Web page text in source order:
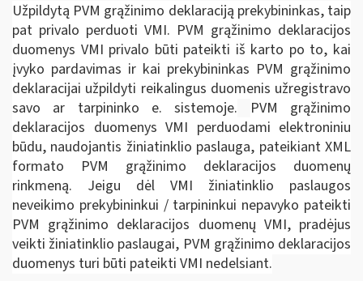
Užpildytą PVM grąžinimo deklaraciją prekybininkas, taip
pat privalo perduoti VMI. PVM grąžinimo deklaracijos
duomenys VMI privalo būti pateikti iš karto po to, kai
įvyko pardavimas ir kai prekybininkas PVM grąžinimo
deklaracijai užpildyti reikalingus duomenis užregistravo
savo ar tarpininko e. sistemoje.
PVM grąžinimo
deklaracijos duomenys VMI perduodami elektroniniu
būdu, naudojantis žiniatinklio paslauga, pateikiant XML
formato PVM grąžinimo deklaracijos duomenų
rinkmeną. Jeigu dėl VMI žiniatinklio paslaugos
neveikimo prekybininkui / tarpininkui nepavyko pateikti
PVM grąžinimo deklaracijos duomenų VMI, pradėjus
veikti žiniatinklio paslaugai, PVM grąžinimo deklaracijos
duomenys turi būti pateikti VMI nedelsiant.